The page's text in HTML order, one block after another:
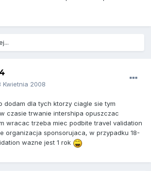
Kwietnia 2008
dodam dla tych ktorzy ciagle sie tym
czasie trwanie intershipa opuszczac
wracac trzeba miec podbite travel validation
organizacja sponsorujaca, w przypadku 18-
wazne jest 1 rok